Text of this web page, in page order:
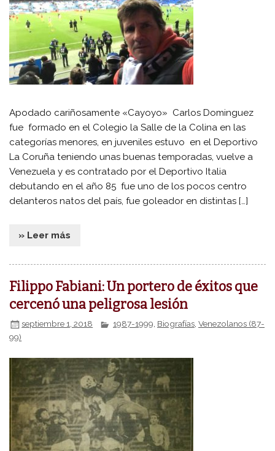
Apodado cariñosamente «Cayoyo» Carlos Dominguez
fue formado en el Colegio la Salle de la Colina en las
categorías menores, en juveniles estuvo en el Deportivo
La Coruña teniendo unas buenas temporadas, vuelve a
Venezuela y es contratado por el Deportivo Italia
debutando en el año 85 fue uno de los pocos centro
delanteros natos del país, fue goleador en distintas […]
» Leer más
Filippo Fabiani: Un portero de éxitos que
cercenó una peligrosa lesión
septiembre 1, 2018 1987-1999 Biografías ,Venezolanos (87-
99)